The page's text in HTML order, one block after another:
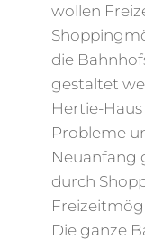
wollen
die
gestaltet
Hertie-
Probleme
Neuanfang
durch
Die ganze